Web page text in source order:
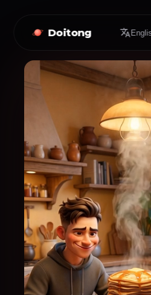
Doitong